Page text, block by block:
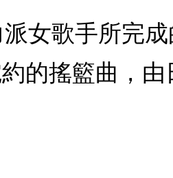
女歌手所完
的搖籃曲，